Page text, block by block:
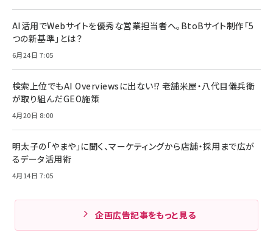
AI活用でWebサイトを優秀な営業担当者へ。BtoBサイト制作「5
つの新基準」とは？
6月24日 7:05
検索上位でもAI Overviewsに出ない!? 老舗米屋・八代目儀兵衛
が取り組んだGEO施策
4月20日 8:00
明太子の「やまや」に聞く、マーケティングから店舗・採用まで広が
るデータ活用術
4月14日 7:05
企画広告記事をもっと見る